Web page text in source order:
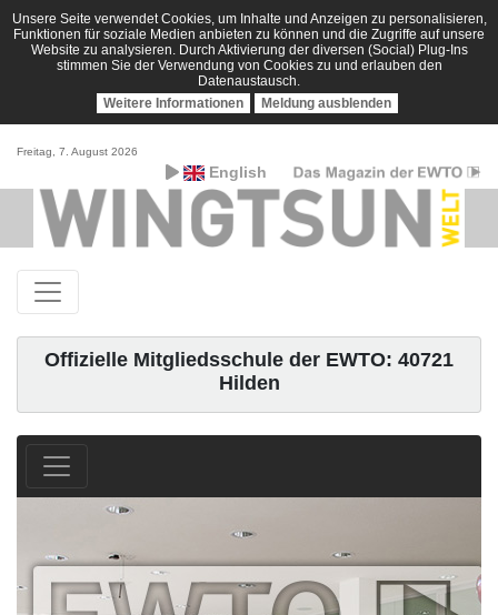
Unsere Seite verwendet Cookies, um Inhalte und Anzeigen zu personalisieren,
Funktionen für soziale Medien anbieten zu können und die Zugriffe auf unsere
Website zu analysieren. Durch Aktivierung der diversen (Social) Plug-Ins
stimmen Sie der Verwendung von Cookies zu und erlauben den
Datenaustausch.
Weitere Informationen
Meldung ausblenden
Freitag, 7. August 2026
English
Offizielle Mitgliedsschule der EWTO: 40721
Hilden